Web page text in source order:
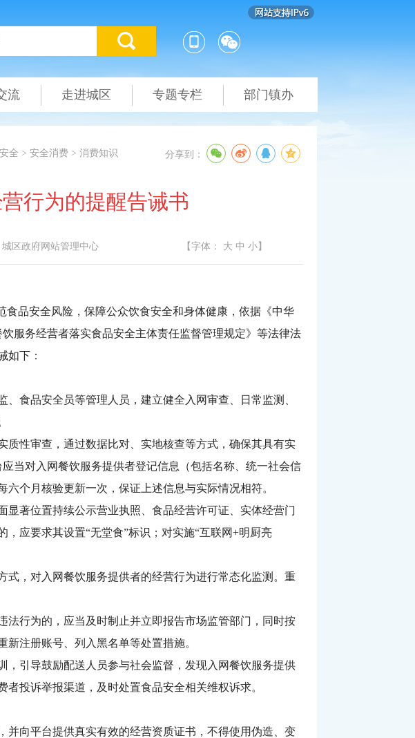
流 走进城区 专题专栏 部门镇办
全 > 安全消费> 消费知识 分享到：
行为的提醒告诫书
城区政府网站管理中心 【字体： 大 中 小 】
品安全风险，保障公众饮食安全和身体健康，依据《中华
服务经营者落实食品安全主体责任监督管理规定》等法律法
如下：
食品安全员等管理人员，建立健全入网审查、日常监测、
质性审查，通过数据比对、实地核查等方式，确保其具有实
当对入网餐饮服务提供者登记信息（包括名称、统一社会信
个月核验更新一次，保证上述信息与实际情况相符。
显著位置持续公示营业执照、食品经营许可证、实体经营门
应要求其设置“无堂食”标识；对实施“互联网+明厨亮
式，对入网餐饮服务提供者的经营行为进行常态化监测。重
法行为的，应当及时制止并立即报告市场监管部门，同时按
注册账号、列入黑名单等处置措施。
，引导鼓励配送人员参与社会监督，发现入网餐饮服务提供
投诉举报渠道，及时处置食品安全相关维权诉求。
并向平台提供真实有效的经营资质证书，不得使用伪造、变